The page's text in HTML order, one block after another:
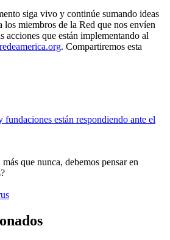
siga vivo y continúe sumando ideas
los miembros de la Red que nos envíen
acciones que están implementando al
. Compartiremos esta
fundaciones están respondiendo ante el
que nunca, debemos pensar en